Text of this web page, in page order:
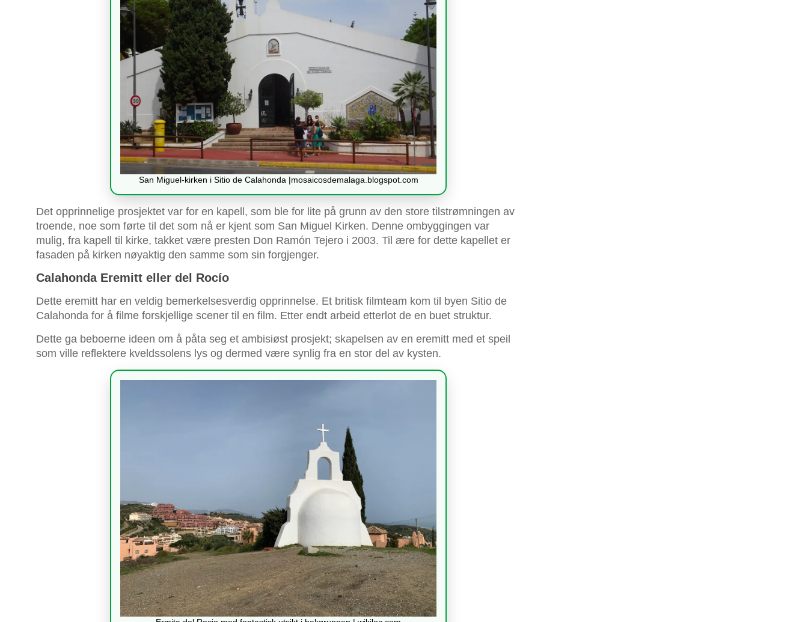
San Miguel-kirken i Sitio de Calahonda |mosaicosdemalaga.blogspot.com
Det opprinnelige prosjektet var for en kapell, som ble for lite på grunn av den store tilstrømningen av
troende, noe som førte til det som nå er kjent som San Miguel Kirken. Denne ombyggingen var
mulig, fra kapell til kirke, takket være presten Don Ramón Tejero i 2003. Til ære for dette kapellet er
fasaden på kirken nøyaktig den samme som sin forgjenger.
Calahonda Eremitt eller del Rocío
Dette eremitt har en veldig bemerkelsesverdig opprinnelse. Et britisk filmteam kom til byen Sitio de
Calahonda for å filme forskjellige scener til en film. Etter endt arbeid etterlot de en buet struktur.
Dette ga beboerne ideen om å påta seg et ambisiøst prosjekt; skapelsen av en eremitt med et speil
som ville reflektere kveldssolens lys og dermed være synlig fra en stor del av kysten.